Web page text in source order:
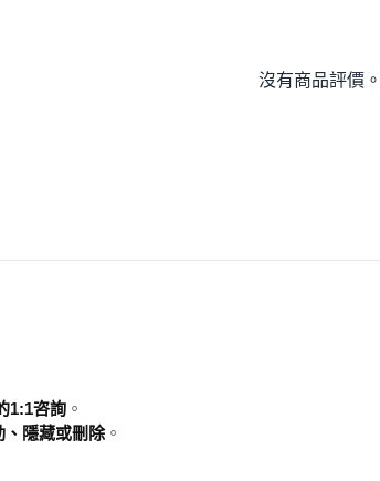
沒有商品評價
1:1咨詢 。
、隱藏或刪除。